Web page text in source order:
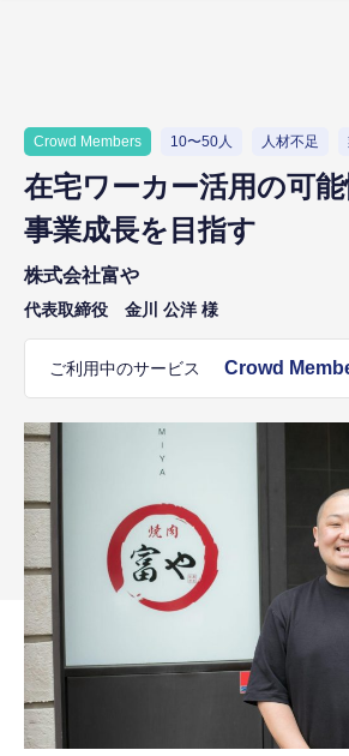
Crowd Members 10〜50人 人材不足
在宅ワーカー活用の可
事業成長を目指す
株式会社富や
代表取締役 金川 公洋 様
ご利用中のサービス Crowd